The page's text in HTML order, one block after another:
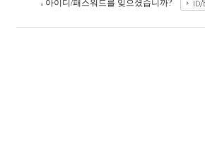
아이디/패스워드를 잊으셨습니까?